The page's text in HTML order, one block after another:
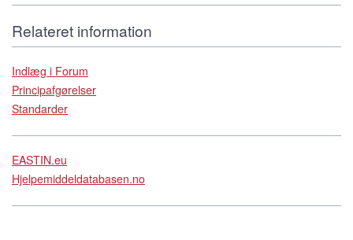
Relateret information
Indlæg i Forum
Principafgørelser
Standarder
EASTIN.eu
Hjelpemiddeldatabasen.no